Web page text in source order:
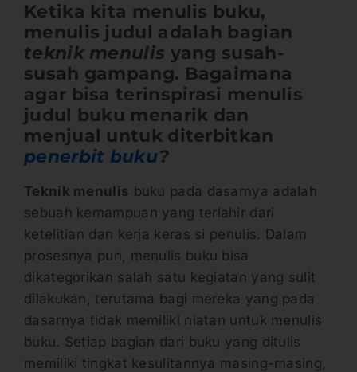
Ketika kita menulis buku,
menulis judul adalah bagian
teknik menulis yang susah-
susah gampang. Bagaimana
agar bisa terinspirasi menulis
judul buku menarik dan
menjual untuk diterbitkan
penerbit buku?
Teknik menulis buku pada dasarnya adalah
sebuah kemampuan yang terlahir dari
ketelitian dan kerja keras si penulis. Dalam
prosesnya pun, menulis buku bisa
dikategorikan salah satu kegiatan yang sulit
dilakukan, terutama bagi mereka yang pada
dasarnya tidak memiliki niatan untuk menulis
buku. Setiap bagian dari buku yang ditulis
memiliki tingkat kesulitannya masing-masing,